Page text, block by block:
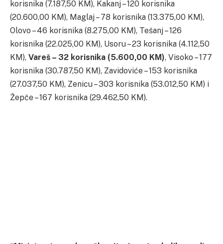
korisnika (7.187,50 KM), Kakanj – 120 korisnika
(20.600,00 KM), Maglaj – 78 korisnika (13.375,00 KM),
Olovo – 46 korisnika (8.275,00 KM), Tešanj – 126
korisnika (22.025,00 KM), Usoru – 23 korisnika (4.112,50
KM), Vareš – 32 korisnika (5.600,00 KM), Visoko – 177
korisnika (30.787,50 KM), Zavidoviće – 153 korisnika
(27.037,50 KM), Zenicu – 303 korisnika (53.012,50 KM) i
Žepče – 167 korisnika (29.462,50 KM).